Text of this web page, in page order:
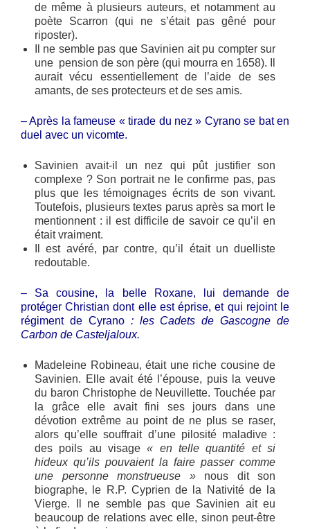
de même à plusieurs auteurs, et notamment au
poète Scarron (qui ne s’était pas gêné pour
riposter).
Il ne semble pas que Savinien ait pu compter sur
une pension de son père (qui mourra en 1658). Il
aurait vécu essentiellement de l’aide de ses
amants, de ses protecteurs et de ses amis.
– Après la fameuse « tirade du nez » Cyrano se bat en
duel avec un vicomte.
Savinien avait-il un nez qui pût justifier son
complexe ? Son portrait ne le confirme pas, pas
plus que les témoignages écrits de son vivant.
Toutefois, plusieurs textes parus après sa mort le
mentionnent : il est difficile de savoir ce qu’il en
était vraiment.
Il est avéré, par contre, qu’il était un duelliste
redoutable.
– Sa cousine, la belle Roxane, lui demande de
protéger Christian dont elle est éprise, et qui rejoint le
régiment de Cyrano : les Cadets de Gascogne de
Carbon de Casteljaloux.
Madeleine Robineau, était une riche cousine de
Savinien. Elle avait été l’épouse, puis la veuve
du baron Christophe de Neuvillette. Touchée par
la grâce elle avait fini ses jours dans une
dévotion extrême au point de ne plus se raser,
alors qu’elle souffrait d’une pilosité maladive :
des poils au visage« en telle quantité et si
hideux qu’ils pouvaient la faire passer comme
une personne monstrueuse » nous dit son
biographe, le R.P. Cyprien de la Nativité de la
Vierge. Il ne semble pas que Savinien ait eu
beaucoup de relations avec elle, sinon peut-être